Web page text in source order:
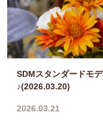
SDMスタンダードモ
♪(2026.03.20)
2026.03.21